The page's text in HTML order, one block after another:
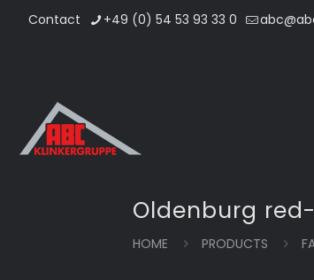
Contact +49 (0) 54 53 93 33 0
Oldenburg
HOME PRODUCTS